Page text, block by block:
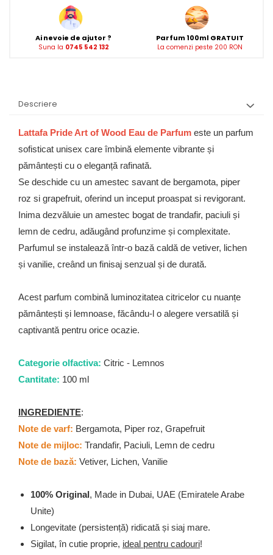
Ai nevoie de ajutor ?
Suna la 0745 542 132
Parfum 100ml GRATUIT
La comenzi peste 200 RON
Descriere
Lattafa Pride Art of Wood Eau de Parfum este un parfum
sofisticat unisex care îmbină elemente vibrante și
pământești cu o eleganță rafinată.
Se deschide cu un amestec savant de bergamota, piper
roz si grapefruit, oferind un inceput proaspat si revigorant.
Inima dezvăluie un amestec bogat de trandafir, paciuli și
lemn de cedru, adăugând profunzime și complexitate.
Parfumul se instalează într-o bază caldă de vetiver, lichen
și vanilie, creând un finisaj senzual și de durată.
Acest parfum combină luminozitatea citricelor cu nuanțe
pământești și lemnoase, făcându-l o alegere versatilă și
captivantă pentru orice ocazie.
Categorie olfactiva: Citric - Lemnos
Cantitate: 100 ml
INGREDIENTE:
Note de varf: Bergamota, Piper roz, Grapefruit
Note de mijloc: Trandafir, Paciuli, Lemn de cedru
Note de bază: Vetiver, Lichen, Vanilie
100% Original, Made in Dubai, UAE (Emiratele Arabe
Unite)
Longevitate (persistență) ridicată și siaj mare.
Sigilat, în cutie proprie, ideal pentru cadouri!